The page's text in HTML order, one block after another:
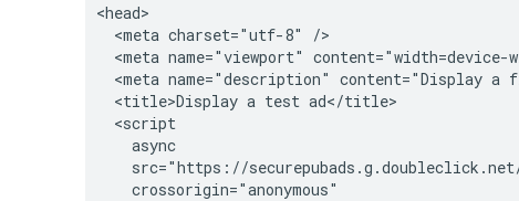
<head>
  <meta charset="utf-8" />
<meta name="viewport" content="width=device-
<meta name="description" content="Display a
  <title>Display a test ad</title>
  <script
    async
src="https://
    crossorigin="anonymous"